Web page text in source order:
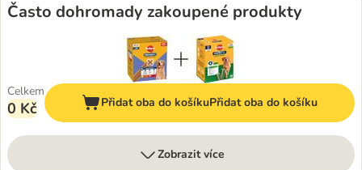
Často dohromady zakoupené produkty
Celkem
0 Kč Přidat oba do košíkuPřidat oba do košíku
Zobrazit více